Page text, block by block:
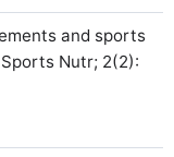
and sports
Nutr; 2(2):